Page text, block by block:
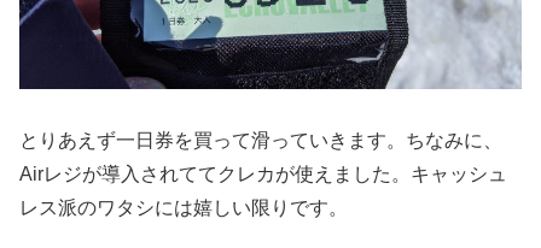
とりあえず一日券を買って滑っていきます。ちなみに、
Airレジが導入されててクレカが使えました。キャッシュ
レス派のワタシには嬉しい限りです。